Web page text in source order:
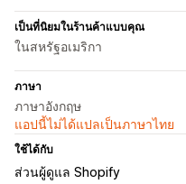
เป็นที่นิยมในร้านค้าแบบคุณ
ในสหรัฐอเมริกา
ภาษา
ภาษาอังกฤษ
แอปนี้ไม่ได้แปลเป็นภาษาไทย
ใช้ได้กับ
ส่วนผู้ดูแล Shopify